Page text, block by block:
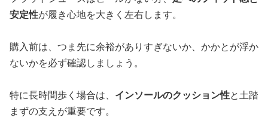
安定性が履き心地を大きく左右します。
購入前は、つま先に余裕がありすぎないか、かかとが浮か
ないかを必ず確認しましょう。
特に長時間歩く場合は、 インソールのクッション性と土踏
まずの支えが重要です。